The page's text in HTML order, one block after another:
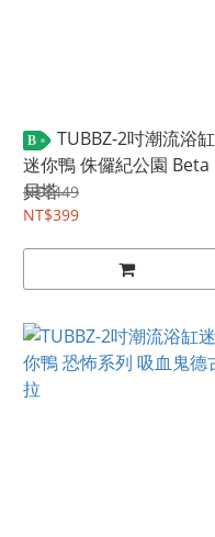
B
TUBBZ-2吋潮流浴缸
迷你鴨 侏儸紀公園 Beta
貝塔
NT$449
NT$399